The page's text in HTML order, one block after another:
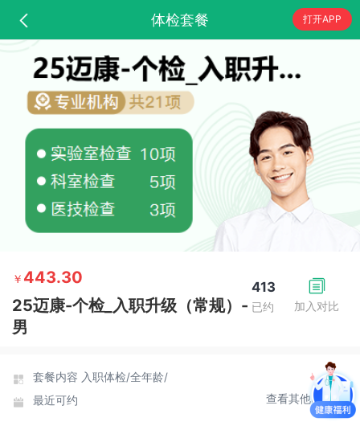
体检套餐 打开APP
加入对比
413
已约
￥ 443.30
25迈康-个检_入职升级（常规）-
男
套餐内容 入职体检/全年龄/
最近可约
查看其他时间